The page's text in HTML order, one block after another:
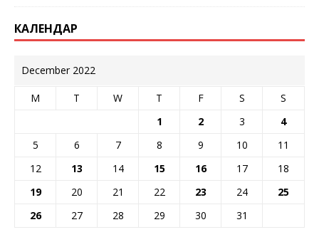
КАЛЕНДАР
December 2022
M T W T F S
S
1
2 3
4
5
6 7 8 9 10
11
12
13 14 15 16 17
18
19
20 21 22 23 24
25
26
27 28 29 30 31